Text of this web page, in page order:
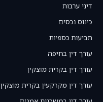
דיני ערבות
כינוס נכסים
תביעות כספיות
עורך דין בחיפה
עורך דין בקרית מוצקין
עורך דין מקרקעין בקרית מוצקין